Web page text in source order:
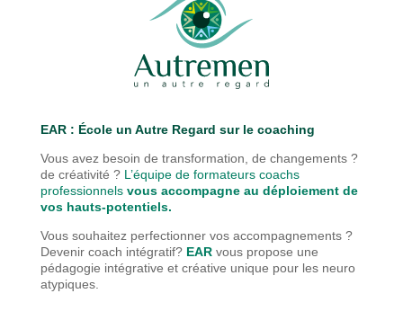
EAR : École un Autre Regard sur le coaching
Vous avez besoin de transformation, de changements ?
de créativité ? L’équipe de formateurs coachs
professionnels vous accompagne au déploiement de
vos hauts-potentiels.
Vous souhaitez perfectionner vos accompagnements ?
Devenir coach intégratif? EAR vous propose une
pédagogie intégrative et créative unique pour les neuro
atypiques.